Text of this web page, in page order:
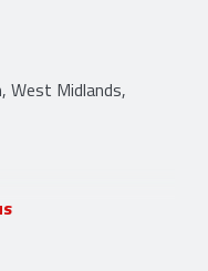
West Midlands,